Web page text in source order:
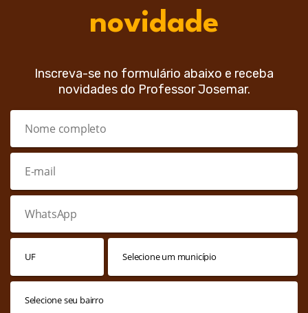
novidade
Inscreva-se no formulário abaixo e receba
novidades do Professor Josemar.